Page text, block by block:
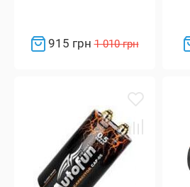
915 грн 1 010 грн